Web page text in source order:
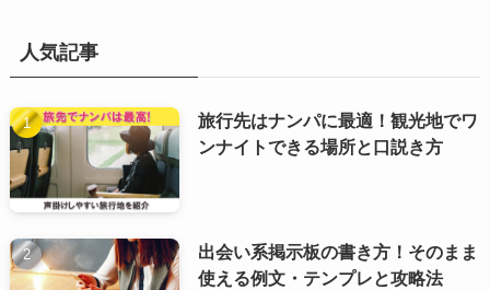
人気記事
旅行先はナンパに最適！観光地でワ
ンナイトできる場所と口説き方
出会い系掲示板の書き方！そのまま
使える例文・テンプレと攻略法